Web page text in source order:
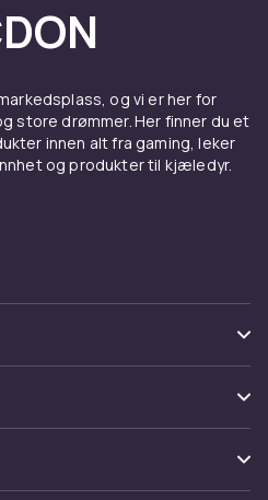
og vi er her for
store drømmer. Her finner du et
innen alt fra gaming, leker
og produkter til kjæledyr.